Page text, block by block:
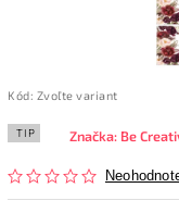
Kód: Zvoľte variant
TIP Značka: Be